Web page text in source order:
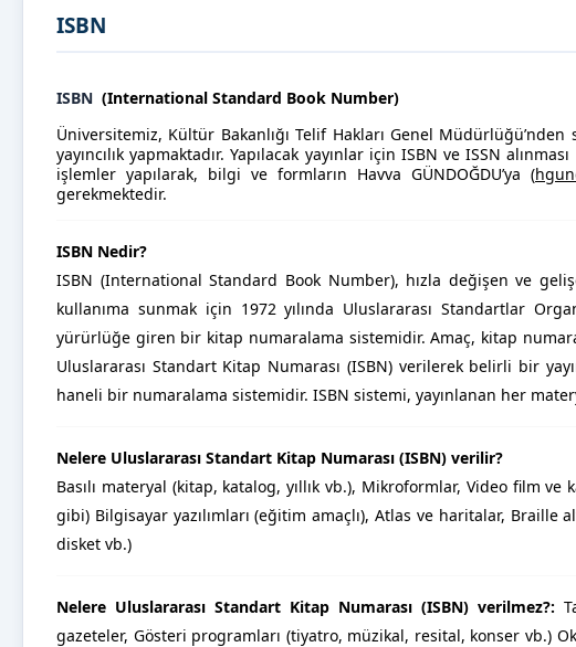
ISBN
ISBN (International Standard Book Number)
Üniversitemiz, Kültür Bakanlığı Telif Hakları Genel Müdürlüğü’nden
yayıncılık yapmaktadır.Yapılacak yayınlar için ISBN ve ISSN
işlemler yapılarak, bilgi ve formların Havva GÜNDOĞDU’ya (
gerekmektedir.
ISBN Nedir?
ISBN (International Standard Book Number), hızla değişen ve
kullanıma sunmak için 1972 yılında Uluslararası Standartlar
yürürlüğe giren bir kitap numaralama sistemidir. Amaç, kitap
Uluslararası Standart Kitap Numarası (ISBN) verilerek belirli bir
haneli bir numaralama sistemidir. ISBN sistemi, yayınlanan her
Nelere Uluslararası Standart Kitap Numarası (ISBN) verilir?
Basılı materyal (kitap, katalog, yıllık vb.), Mikroformlar, Video film
gibi) Bilgisayar yazılımları (eğitim amaçlı), Atlas ve haritalar, Braille
disket vb.)
Nelere Uluslararası Standart Kitap Numarası (ISBN) verilmez?:
gazeteler, Gösteri programları (tiyatro, müzikal, resital, konser vb.)